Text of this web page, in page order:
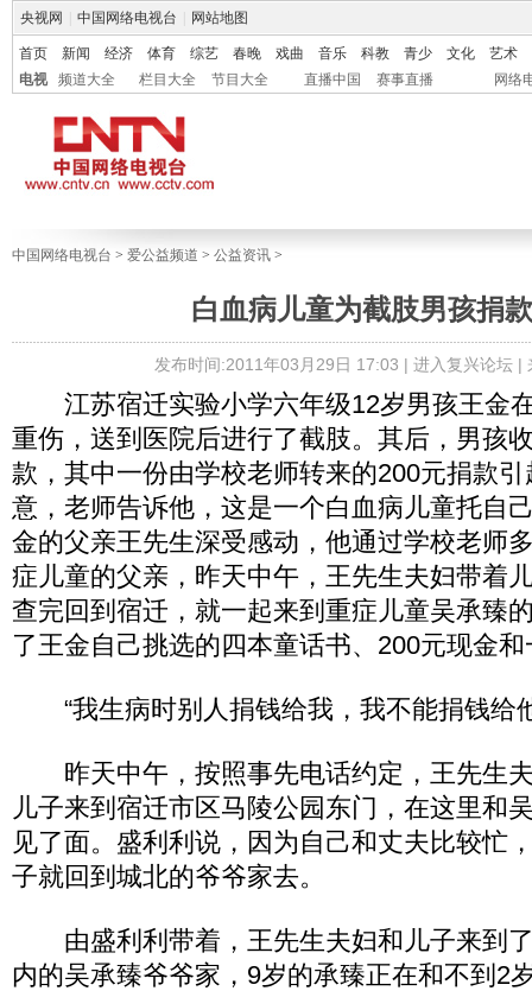
央视网 中国网络电视台 网站地图
首页 新闻 经济 体育 综艺 春晚 戏曲 音乐 科教 青少 文化
艺术
电视
频道大全 栏目大全 节目大全 直播中国 赛事直播 网络
中国网络电视台 > 爱公益频道 > 公益资讯 >
白血病儿童为截肢男孩捐
发布时间:2011年03月29日 17:03 | 进入复兴论坛|
江苏宿迁实验小学六年级12岁男孩王金
重伤，送到医院后进行了截肢。其后，男孩
款，其中一份由学校老师转来的200元捐款
意，老师告诉他，这是一个白血病儿童托自
金的父亲王先生深受感动，他通过学校老师
症儿童的父亲，昨天中午，王先生夫妇带着
查完回到宿迁，就一起来到重症儿童吴承臻
了王金自己挑选的四本童话书、200元现金
“我生病时别人捐钱给我，我不能捐钱给
昨天中午，按照事先电话约定，王先生
儿子来到宿迁市区马陵公园东门，在这里和
见了面。盛利利说，因为自己和丈夫比较忙
子就回到城北的爷爷家去。
由盛利利带着，王先生夫妇和儿子来到
内的吴承臻爷爷家，9岁的承臻正在和不到2